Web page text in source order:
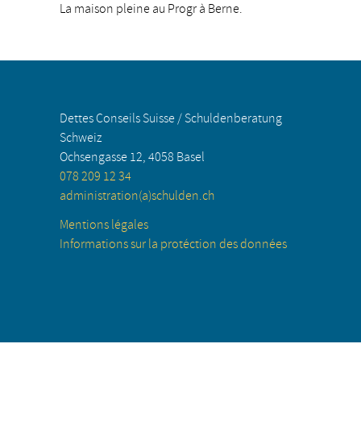
La maison pleine au Progr à Berne.
Dettes Conseils Suisse / Schuldenberatung
Schweiz
Ochsengasse 12, 4058 Basel
078 209 12 34
administration(a)schulden.ch
Mentions légales
Informations sur la protéction des données